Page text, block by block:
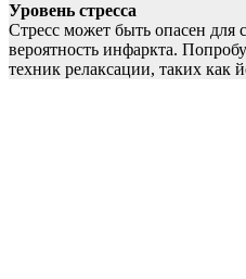
Уровень стресса
Стресс может быть опасен для
вероятность инфаркта.
техник релаксации, таких как